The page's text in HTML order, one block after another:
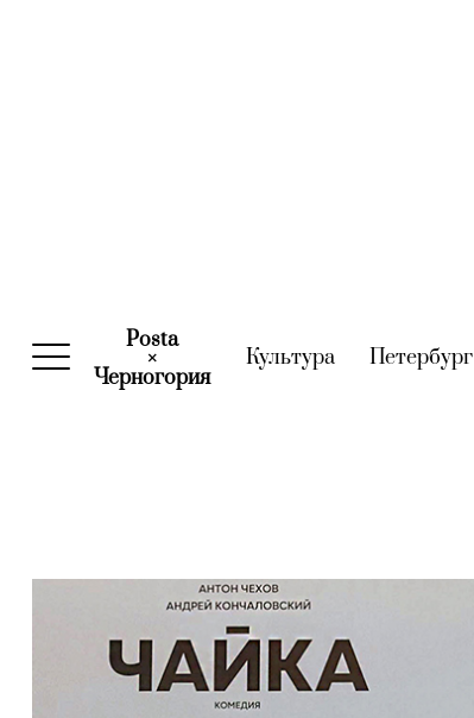
Posta
×
Черногория(current)
Культура(current)
Петербург